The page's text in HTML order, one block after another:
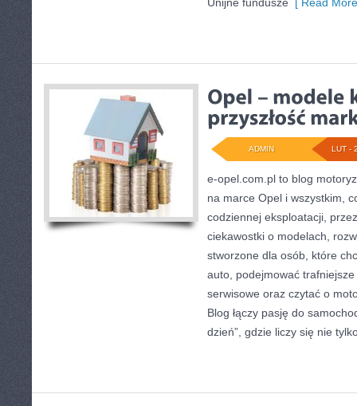
LUT -
ADMIN
e-opel.com.pl to blog
na marce Opel i wszystkim,
codziennej eksploatacji,
ciekawostki o modelach,
stworzone dla osób, które
auto, podejmować
serwisowe oraz czytać o
Blog łączy pasję do
dzień”, gdzie liczy się nie